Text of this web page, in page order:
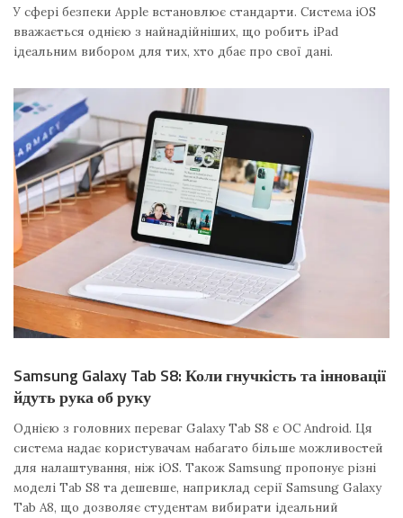
У сфері безпеки Apple встановлює стандарти. Система iOS
вважається однією з найнадійніших, що робить iPad
ідеальним вибором для тих, хто дбає про свої дані.
Samsung Galaxy Tab S8: Коли гнучкість та інновації
йдуть рука об руку
Однією з головних переваг Galaxy Tab S8 є ОС Android. Ця
система надає користувачам набагато більше можливостей
для налаштування, ніж iOS. Також Samsung пропонує різні
моделі Tab S8 та дешевше, наприклад серії Samsung Galaxy
Tab A8, що дозволяє студентам вибирати ідеальний